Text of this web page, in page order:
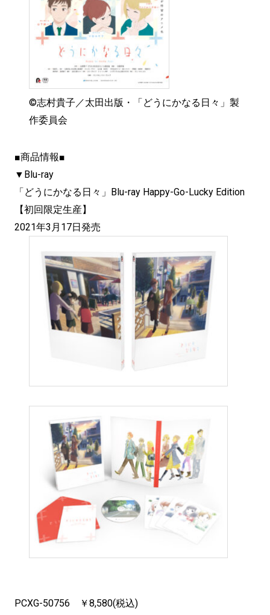
©志村貴子／太田出版・「どうにかなる日々」製
作委員会
■商品情報■
▼Blu-ray
「どうにかなる日々」Blu-ray Happy-Go-Lucky Edition
【初回限定生産】
2021年3月17日発売
PCXG-50756 ￥8,580(税込)